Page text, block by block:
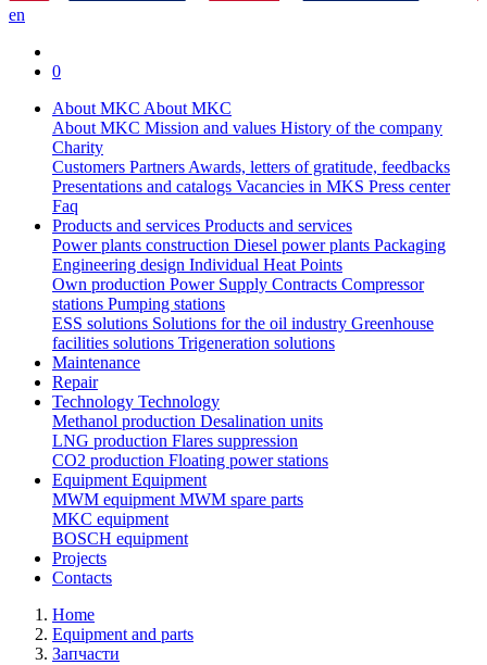
en
0
About MKC About MKC
About MKC Mission and values History of the company
Charity
Customers PartnersAwards, letters of gratitude, feedbacks
Presentations and catalogs Vacancies in MKS Press center
Faq
Products and services Products and services
Power plants construction Diesel power plants Packaging
Engineering design Individual Heat Points
Own production Power Supply Contracts Compressor
stations Pumping stations
ESS solutions Solutions for the oil industry Greenhouse
facilities solutions Trigeneration solutions
Maintenance
Repair
Technology Technology
Methanol production Desalination units
LNG production Flares suppression
СО2 production Floating power stations
EquipmentEquipment
MWM equipmentMWM spare parts
MKC equipment
BOSCH equipment
Projects
Contacts
Home
Equipment and parts
Запчасти